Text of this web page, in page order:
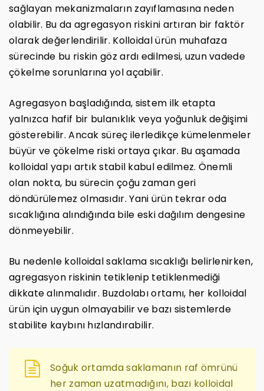
sağlayan mekanizmaların zayıflamasına neden
olabilir. Bu da agregasyon riskini artıran bir faktör
olarak değerlendirilir. Kolloidal ürün muhafaza
sürecinde bu riskin göz ardı edilmesi, uzun vadede
çökelme sorunlarına yol açabilir.
Agregasyon başladığında, sistem ilk etapta
yalnızca hafif bir bulanıklık veya yoğunluk değişimi
gösterebilir. Ancak süreç ilerledikçe kümelenmeler
büyür ve çökelme riski ortaya çıkar. Bu aşamada
kolloidal yapı artık stabil kabul edilmez. Önemli
olan nokta, bu sürecin çoğu zaman geri
döndürülemez olmasıdır. Yani ürün tekrar oda
sıcaklığına alındığında bile eski dağılım dengesine
dönmeyebilir.
Bu nedenle kolloidal saklama sıcaklığı belirlenirken,
agregasyon riskinin tetiklenip tetiklenmediği
dikkate alınmalıdır. Buzdolabı ortamı, her kolloidal
ürün için uygun olmayabilir ve bazı sistemlerde
stabilite kaybını hızlandırabilir.
Soğuk ortamda saklamanın raf ömrünü
her zaman uzatmadığını, bazı kolloidal